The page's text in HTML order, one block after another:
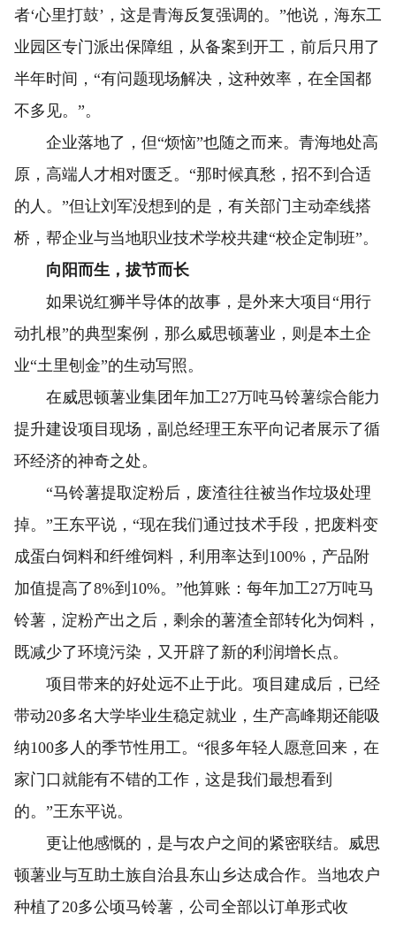
者‘心里打鼓’，这是青海反复强调的。”他说，海东工
业园区专门派出保障组，从备案到开工，前后只用了
半年时间，“有问题现场解决，这种效率，在全国都
不多见。”。
企业落地了，但“烦恼”也随之而来。青海地处高
原，高端人才相对匮乏。“那时候真愁，招不到合适
的人。”但让刘军没想到的是，有关部门主动牵线搭
桥，帮企业与当地职业技术学校共建“校企定制班”。
向阳而生，拔节而长
如果说红狮半导体的故事，是外来大项目“用行
动扎根”的典型案例，那么威思顿薯业，则是本土企
业“土里刨金”的生动写照。
在威思顿薯业集团年加工27万吨马铃薯综合能力
提升建设项目现场，副总经理王东平向记者展示了循
环经济的神奇之处。
“马铃薯提取淀粉后，废渣往往被当作垃圾处理
掉。”王东平说，“现在我们通过技术手段，把废料变
成蛋白饲料和纤维饲料，利用率达到100%，产品附
加值提高了8%到10%。”他算账：每年加工27万吨马
铃薯，淀粉产出之后，剩余的薯渣全部转化为饲料，
既减少了环境污染，又开辟了新的利润增长点。
项目带来的好处远不止于此。项目建成后，已经
带动20多名大学毕业生稳定就业，生产高峰期还能吸
纳100多人的季节性用工。“很多年轻人愿意回来，在
家门口就能有不错的工作，这是我们最想看到
的。”王东平说。
更让他感慨的，是与农户之间的紧密联结。威思
顿薯业与互助土族自治县东山乡达成合作。当地农户
种植了20多公顷马铃薯，公司全部以订单形式收